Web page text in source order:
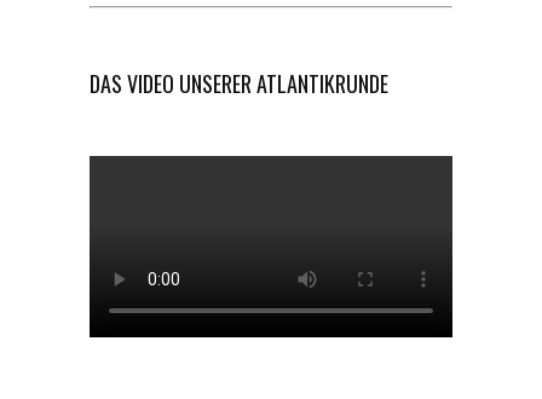
DAS VIDEO UNSERER ATLANTIKRUNDE